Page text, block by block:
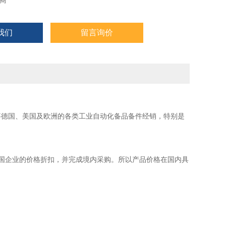
们 留言询价
国、美国及欧洲的各类工业自动化备品备件经销，特别是
的价格折扣，并完成境内采购。所以产品价格在国内具